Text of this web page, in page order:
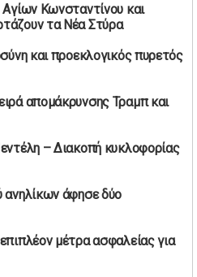
ΕΕ για επάρκεια
οδήγησε σε σύλληψη
νέας διοίκησης του ΑΟ
για την Πρωτομαγιά
Αγίων Κωνσταντίνου και
τα Νέα Στύρα
και προεκλογικός πυρετός
απομάκρυνσης Τραμπ και
– Διακοπή κυκλοφορίας
ανηλίκων άφησε δύο
μέτρα ασφαλείας για